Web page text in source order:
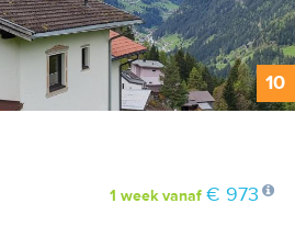
10
1 weekvanaf € 973